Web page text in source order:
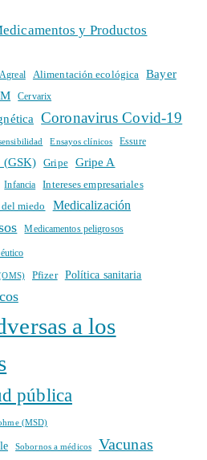
y Productos
Agreal Alimentación ecológica Bayer
Cervarix
Coronavirus Covid-19
Ensayos clínicos Essure
(GSK) Gripe Gripe A
Infancia
Intereses empresariales
miedo Medicalización
Medicamentos peligrosos
Pfizer Política sanitaria
a los
pública
(MSD)
Sobornos a médicos Vacunas